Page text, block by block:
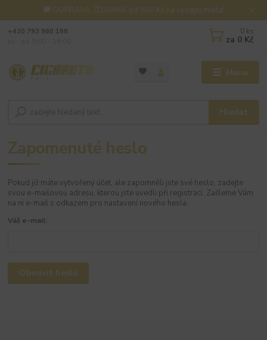
🚚 DOPRAVA ZDARMA od 800 Kč na výdejní místa!
Menu
Hledat
+420 793 960 166
0 ks
za 0 Kč
Zapomenuté heslo
Pokud již máte vytvořený účet, ale zapomněli jste své heslo, zadejte
svou e-mailovou adresu, kterou jste uvedli při registraci. Zašleme Vám
na ni e-mail s odkazem pro nastavení nového hesla.
Váš e-mail:
Obnovit heslo